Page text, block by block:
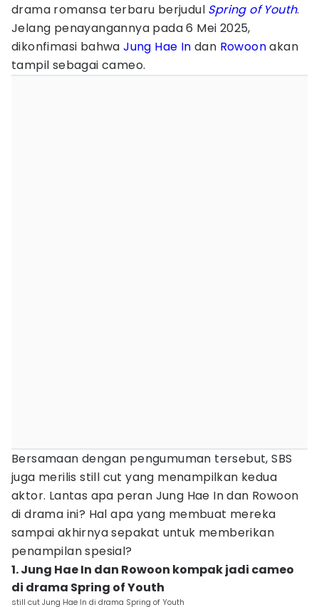
drama romansa terbaru berjudul Spring of Youth.
Jelang penayangannya pada 6 Mei 2025,
dikonfimasi bahwaJung Hae In dan Rowoonakan
tampil sebagai cameo.
Bersamaan dengan pengumuman tersebut, SBS
juga merilis still cut yang menampilkan kedua
aktor. Lantas apa peran Jung Hae In dan Rowoon
di drama ini? Hal apa yang membuat mereka
sampai akhirnya sepakat untuk memberikan
penampilan spesial?
1. Jung Hae In dan Rowoon kompak jadi cameo
di drama Spring of Youth
still cut Jung Hae In di drama Spring of Youth